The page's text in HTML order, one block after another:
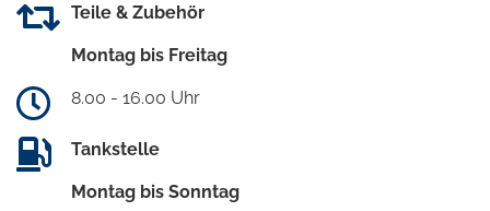
Teile & Zubehör
Montag bis Freitag
8.00 - 16.00 Uhr
Tankstelle
Montag bis Sonntag